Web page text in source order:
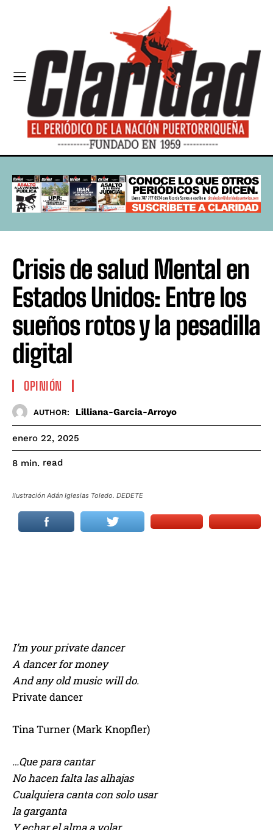
Crisis de salud Mental en
Estados Unidos: Entre los
sueños rotos y la pesadilla
digital
OPINIÓN
AUTHOR: Lilliana-Garcia-Arroyo
enero 22, 2025
8 min. read
Ilustración Adán Iglesias Toledo. DEDETE
I’m your private dancer
A dancer for money
And any old music will do.
Private dancer
Tina Turner (Mark Knopfler)
…Que para cantar
No hacen falta las alhajas
Cualquiera canta con solo usar
la garganta